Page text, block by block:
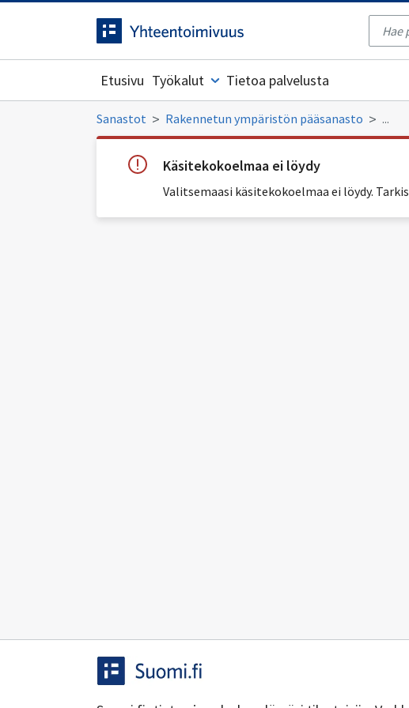
Siirrytty
Etusivu Työkalut Tietoa palvelusta
Sanastot Rakennetun ympäristön pääsanasto ...
Käsitekokoelmaa ei löydy
Valitsemaasi käsitekokoelmaa ei löydy.